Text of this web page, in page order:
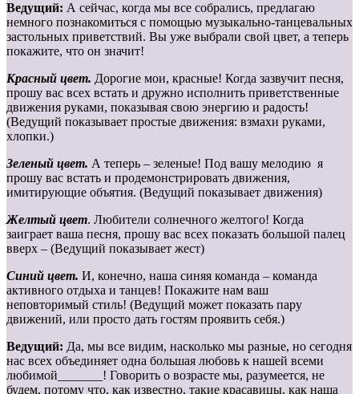
Ведущий: А сейчас, когда мы все собрались, предлагаю
немного познакомиться с помощью музыкально-танцевальных
застольных приветствий. Вы уже выбрали свой цвет, а теперь
покажите, что он значит!
Красный цвет. Дорогие мои, красные! Когда зазвучит песня,
прошу вас всех встать и дружно исполнить приветственные
движения руками, показывая свою энергию и радость!
(Ведущий показывает простые движения: взмахи руками,
хлопки.)
Зеленый цвет. А теперь – зеленые! Под вашу мелодию я
прошу вас встать и продемонстрировать движения,
имитирующие объятия. (Ведущий показывает движения)
Желтый цвет. Любители солнечного желтого! Когда
заиграет ваша песня, прошу вас всех показать большой палец
вверх – (Ведущий показывает жест)
Синий цвет. И, конечно, наша синяя команда – команда
активного отдыха и танцев! Покажите нам ваш
неповторимый стиль! (Ведущий может показать пару
движений, или просто дать гостям проявить себя.)
Ведущий: Да, мы все видим, насколько мы разные, но сегодня
нас всех объединяет одна большая любовь к нашей всеми
любимой_______! Говорить о возрасте мы, разумеется, не
будем, потому что, как известно, такие красавицы, как наша